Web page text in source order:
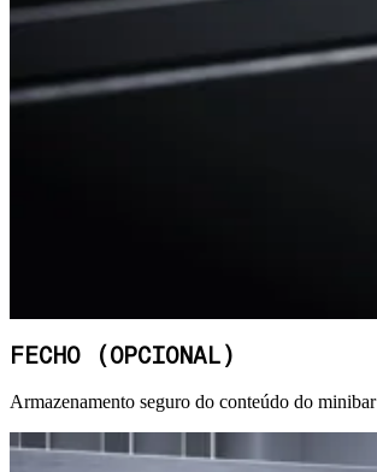
FECHO (OPCIONAL)
Armazenamento seguro do conteúdo do minibar